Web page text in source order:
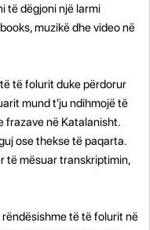
të dëgjoni një larmi
muzikë dhe video në
të folurit duke përdorur
mund t'ju ndihmojë të
frazave në Katalanisht.
ose thekse të paqarta.
të mësuar transkriptimin,
të të folurit në